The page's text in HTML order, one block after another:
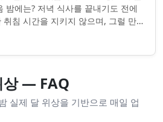
밤에는? 저녁 식사를 끝내기도 전에
침 시간을 지키지 않으며, 그럴 만한
상 — FAQ
실제 달 위상을 기반으로 매일 업